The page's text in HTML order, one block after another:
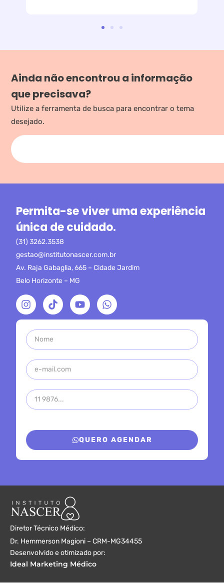
Ainda não encontrou a informação
que precisava?
Utilize a ferramenta de busca para encontrar o tema
desejado.
Permita-se viver uma experiência
única de cuidado.
(31) 3262.3538
gestao@institutonascer.com.br
Av. Raja Gabaglia, 665 – Cidade Jardim
Belo Horizonte – MG
QUERO AGENDAR
Diretor Técnico Médico:
Dr. Hemmerson Magioni – CRM-MG34455
Desenvolvido e otimizado por:
Ideal Marketing Médico